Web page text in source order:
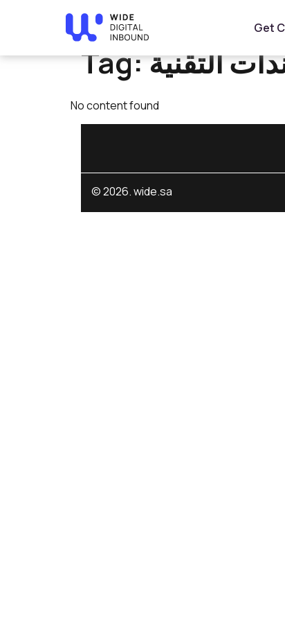
Get
Home» ترندات التقنية
Tag:التقنية
No content found
© 2026. wide.sa